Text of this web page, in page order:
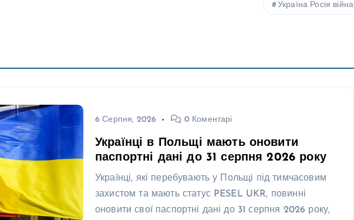
Україна Росія війна
6 Серпня, 2026 0 Коментарі
Українці в Польщі мають оновити
паспортні дані до 31 серпня 2026 року
Українці, які перебувають у Польщі під тимчасовим
захистом та мають статус PESEL UKR, повинні
оновити свої паспортні дані до 31 серпня 2026 року,